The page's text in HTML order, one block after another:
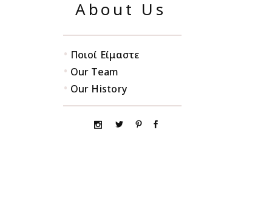
About Us
• Ποιοί Είμαστε
• Our Team
• Our History